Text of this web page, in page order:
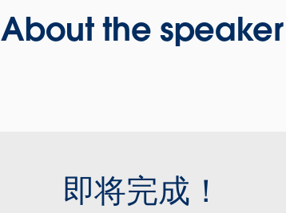
About the speaker
即将完成！